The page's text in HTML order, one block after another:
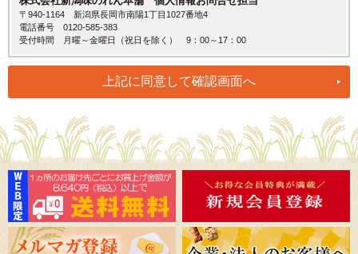
〒940-1164 新潟県長岡市南陽1丁目1027番地4
電話番号 0120-585-383
受付時間 月曜～金曜日（祝日を除く） 9：00～17：00